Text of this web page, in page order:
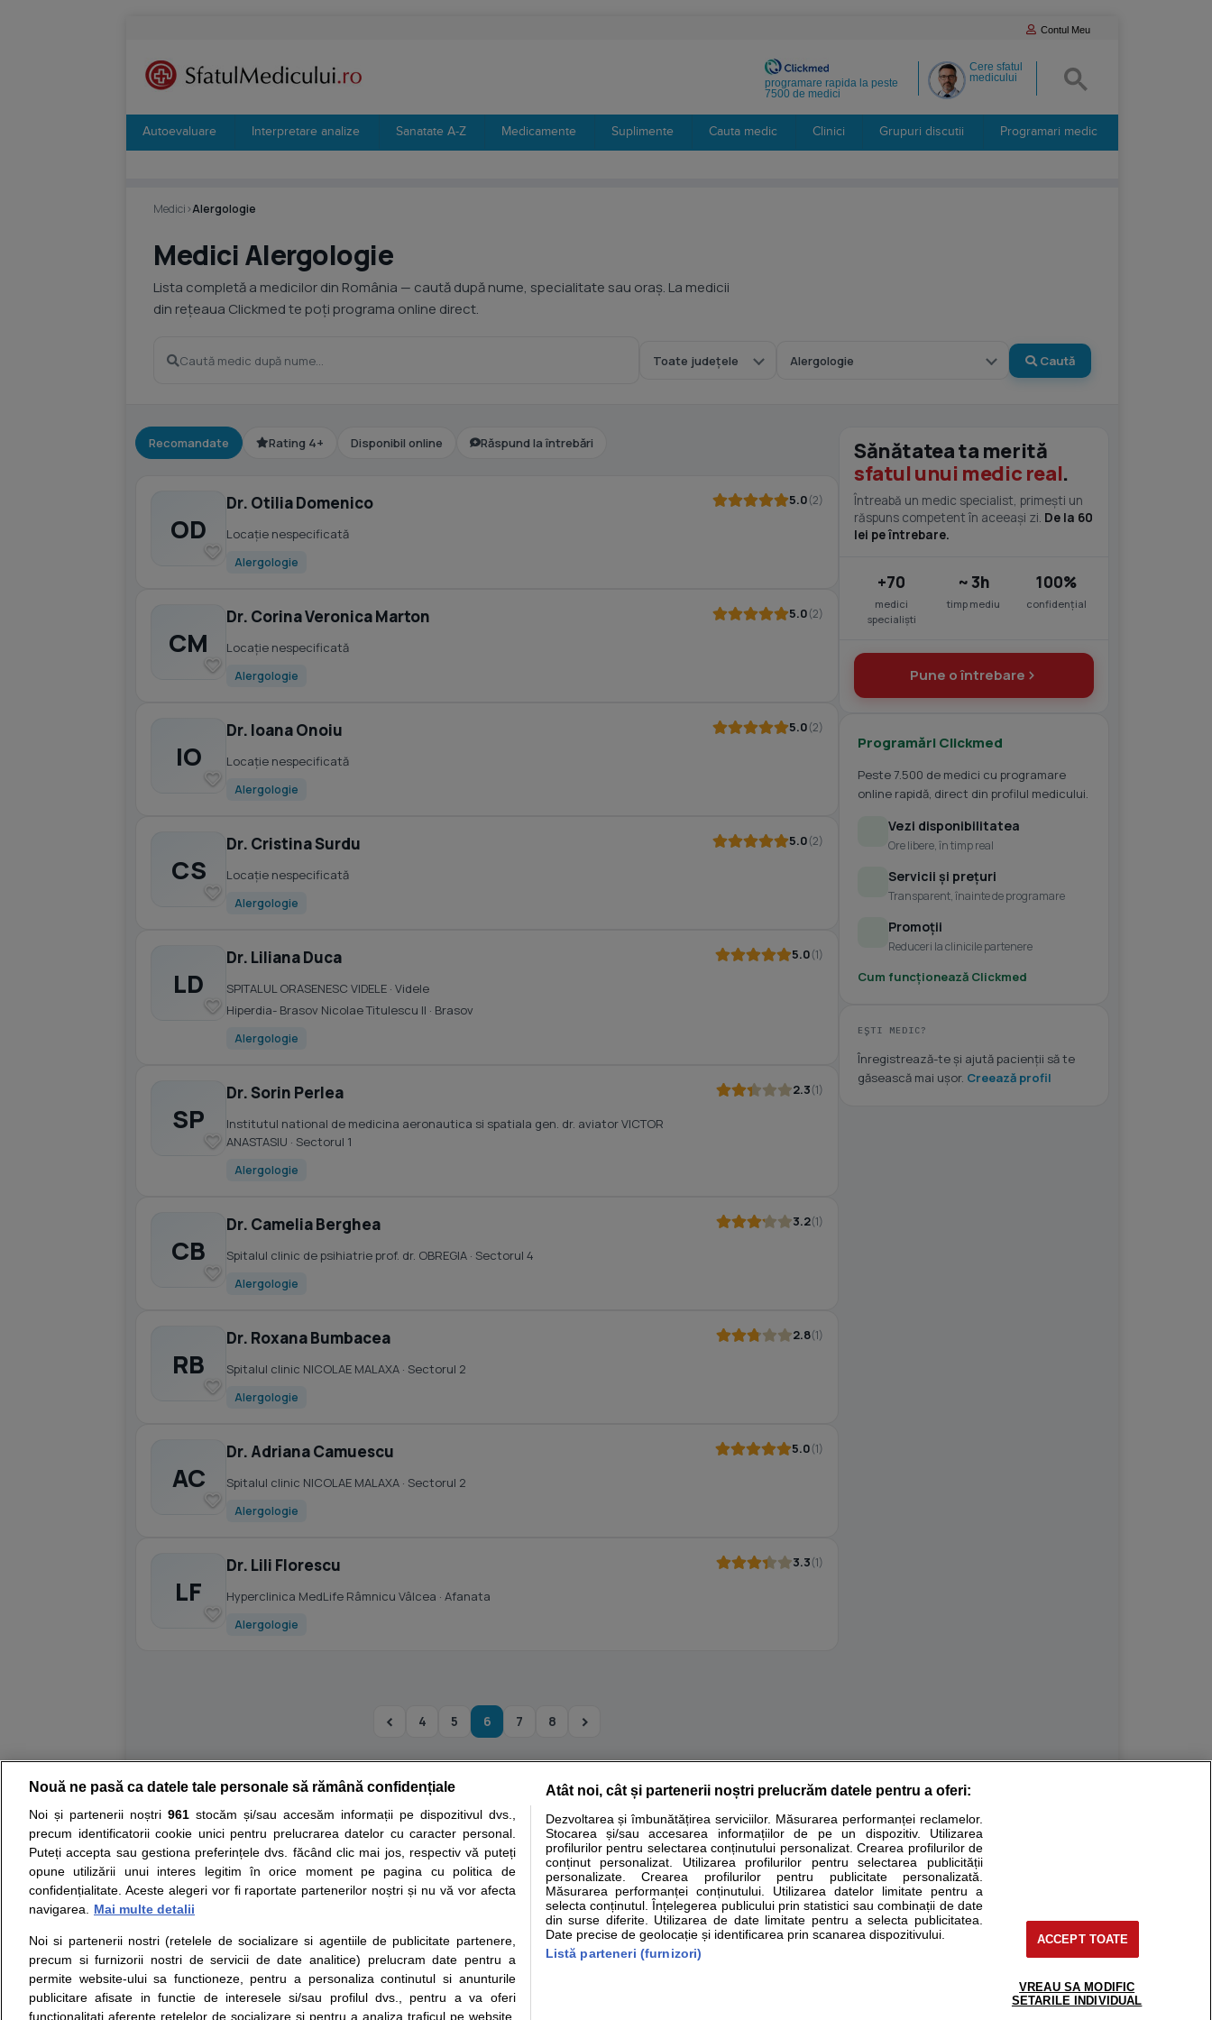
Contul Meu
Cere sfatul
medicului
programare rapida la peste
7500 de medici
Autoevaluare Interpretare analize Sanatate A-Z Medicamente Suplimente Cauta medic Clinici Grupuri discutii Programari medic
Medici›Alergologie
Medici Alergologie
Lista completă a medicilor din România — caută după nume, specialitate sau oraș. La medicii
din rețeaua Clickmed te poți programa online direct.
Caută
Recomandate Rating 4+ Disponibil online Răspund la întrebări
OD
Dr. Otilia Domenico
Locație nespecificată
Alergologie
5.0(2)
CM
Dr. Corina Veronica Marton
Locație nespecificată
Alergologie
5.0(2)
IO
Dr. Ioana Onoiu
Locație nespecificată
Alergologie
5.0(2)
CS
Dr. Cristina Surdu
Locație nespecificată
Alergologie
5.0(2)
LD
Dr. Liliana Duca
SPITALUL ORASENESC VIDELE · Videle
Hiperdia- Brasov Nicolae Titulescu II · Brasov
Alergologie
5.0(1)
SP
Dr. Sorin Perlea
Institutul national de medicina aeronautica si spatiala gen. dr. aviator VICTOR
ANASTASIU · Sectorul 1
Alergologie
2.3(1)
CB
Dr. Camelia Berghea
Spitalul clinic de psihiatrie prof. dr. OBREGIA · Sectorul 4
Alergologie
3.2(1)
RB
Dr. Roxana Bumbacea
Spitalul clinic NICOLAE MALAXA · Sectorul 2
Alergologie
2.8(1)
AC
Dr. Adriana Camuescu
Spitalul clinic NICOLAE MALAXA · Sectorul 2
Alergologie
5.0(1)
LF
Dr. Lili Florescu
Hyperclinica MedLife Râmnicu Vâlcea · Afanata
Alergologie
3.3(1)
4 5 6 7 8
Sănătatea ta merită
sfatul unui medic real.
Întreabă un medic specialist, primești un
răspuns competent în aceeași zi. De la 60
lei pe întrebare.
+70
medici
specialiști
~ 3h
timp mediu
100%
confidențial
Pune o întrebare
Programări Clickmed
Peste 7.500 de medici cu programare
online rapidă, direct din profilul medicului.
Vezi disponibilitatea
Ore libere, în timp real
Servicii și prețuri
Transparent, înainte de programare
Promoții
Reduceri la clinicile partenere
Cum funcționează Clickmed
EȘTI MEDIC?
Înregistrează-te și ajută pacienții să te
găsească mai ușor. Creează profil
Resurse: Autoevaluare simptome Interpretare analize Specialitati medicale
Opiniile avizate ale medicilor, sfaturile si orice alte informatii despre sanatate disponibile pe sfatulmedicului.ro au scop informativ si educational. Ele nu pot substitui consultul medical direct si
nici diagnosticul stabilit in urma investigatiilor si analizelor medicale. Va sfatuim, ca pe langa informatia primita pe sfatulmedicului.ro sa consultati fie medicul Dvs., fie unul dintre medicii pe care
ii punem la dispozitie pentru programare in sistemul de programari la medic Clickmed.
Despre noi
Contact
Intrebari frecvente
Consultanti
Termeni si conditii
Politica de
confidentialitate
Politica de cookie
Drepturile consumatorului
Protectia consumatorilor -
ANPC
Solutionarea Alternativa a
Litigiilor
Parteneri
Inscriere clinica
Pentru pacient
support@sfatulmedicului.ro
0374 109 268
Nouă ne pasă ca datele tale personale să rămână confidențiale
Noi și partenerii noștri 961stocăm și/sau accesăm informații pe dispozitivul dvs.,
precum identificatorii cookie unici pentru prelucrarea datelor cu caracter personal.
Puteți accepta sau gestiona preferințele dvs. făcând clic mai jos, respectiv vă puteți
opune utilizării unui interes legitim în orice moment pe pagina cu politica de
confidențialitate. Aceste alegeri vor fi raportate partenerilor noștri și nu vă vor afecta
navigarea.
Mai multe detalii
Noi si partenerii nostri (retelele de socializare si agentiile de publicitate partenere,
precum si furnizorii nostri de servicii de date analitice) prelucram date pentru a
permite website-ului sa functioneze, pentru a personaliza continutul si anunturile
publicitare afisate in functie de interesele si/sau profilul dvs., pentru a va oferi
functionalitati aferente retelelor de socializare si pentru a analiza traficul pe website.
Atât noi, cât și partenerii noștri prelucrăm datele pentru a oferi:
Dezvoltarea și îmbunătățirea serviciilor. Măsurarea performanței reclamelor.
Stocarea și/sau accesarea informațiilor de pe un dispozitiv. Utilizarea
profilurilor pentru selectarea conținutului personalizat. Crearea profilurilor de
conținut personalizat. Utilizarea profilurilor pentru selectarea publicității
personalizate. Crearea profilurilor pentru publicitate personalizată.
Măsurarea performanței conținutului. Utilizarea datelor limitate pentru a
selecta conținutul. Înțelegerea publicului prin statistici sau combinații de date
din surse diferite. Utilizarea de date limitate pentru a selecta publicitatea.
Date precise de geolocație și identificarea prin scanarea dispozitivului.
Listă parteneri (furnizori)
ACCEPT TOATE
VREAU SA MODIFIC
SETARILE INDIVIDUAL